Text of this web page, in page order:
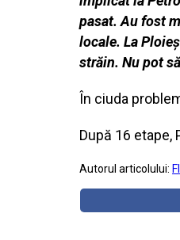
pasat. Au fost
locale. La
străin. Nu pot
În ciuda
După 16 etape,
Autorul articolului: